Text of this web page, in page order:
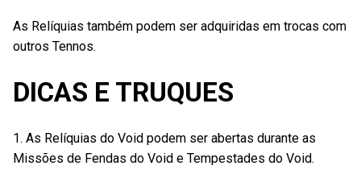
As Relíquias também podem ser adquiridas em trocas com
outros Tennos.
DICAS E TRUQUES
1. As Relíquias do Void podem ser abertas durante as
Missões de Fendas do Void e Tempestades do Void.